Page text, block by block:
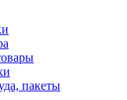
пакеты